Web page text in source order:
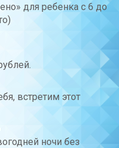
для ребенка с 6 до
встретим этот
ночи без